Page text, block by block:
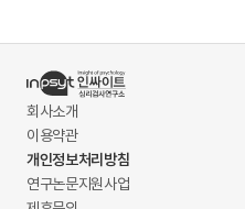
회사소개
이용약관
개인정보처리방침
연구논문지원사업